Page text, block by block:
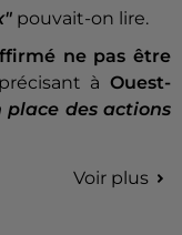
pouvait-on lire.
ne pas être
àOuest-
des actions
Voir plus